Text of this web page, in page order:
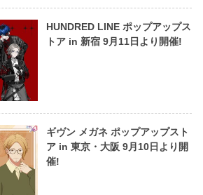
HUNDRED LINE ポップアップス
トア in 新宿 9月11日より開催!
ギヴン メガネ ポップアップスト
ア in 東京・大阪 9月10日より開
催!